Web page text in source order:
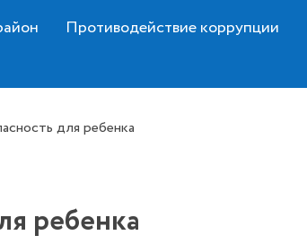
Противодействие коррупции
для ребенка
ребенка